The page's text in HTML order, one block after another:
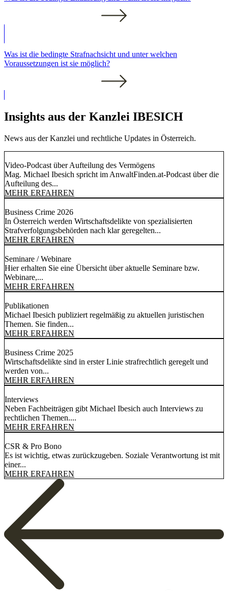
Was ist die bedingte Strafnachsicht und unter welchen
Voraussetzungen ist sie möglich?
Insights aus der Kanzlei IBESICH
News aus der Kanzlei und rechtliche Updates in Österreich.
Video-Podcast über Aufteilung des Vermögens
Mag. Michael Ibesich spricht im AnwaltFinden.at-Podcast über die
Aufteilung des...
MEHR ERFAHREN
Business Crime 2026
In Österreich werden Wirtschaftsdelikte von spezialisierten
Strafverfolgungsbehörden nach klar geregelten...
MEHR ERFAHREN
Seminare / Webinare
Hier erhalten Sie eine Übersicht über aktuelle Seminare bzw.
Webinare,...
MEHR ERFAHREN
Publikationen
Michael Ibesich publiziert regelmäßig zu aktuellen juristischen
Themen. Sie finden...
MEHR ERFAHREN
Business Crime 2025
Wirtschaftsdelikte sind in erster Linie strafrechtlich geregelt und
werden von...
MEHR ERFAHREN
Interviews
Neben Fachbeiträgen gibt Michael Ibesich auch Interviews zu
rechtlichen Themen....
MEHR ERFAHREN
CSR & Pro Bono
Es ist wichtig, etwas zurückzugeben. Soziale Verantwortung ist mit
einer...
MEHR ERFAHREN